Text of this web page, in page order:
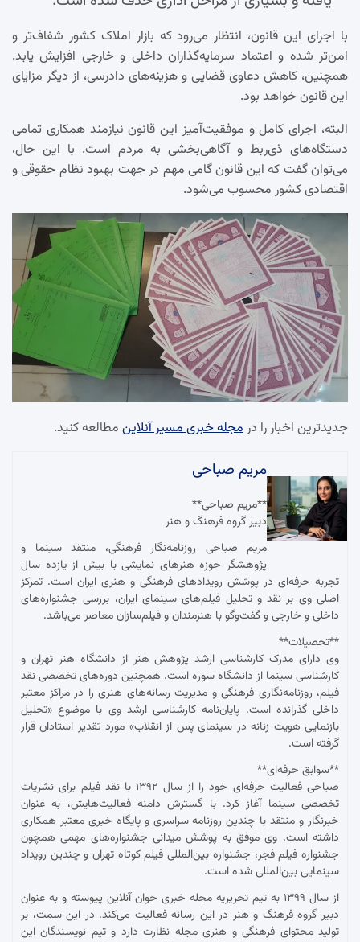
با اجرای این قانون، انتظار می‌رود که بازار املاک کشور شفاف‌تر و
امن‌تر شده و اعتماد سرمایه‌گذاران داخلی و خارجی افزایش یابد.
همچنین، کاهش دعاوی قضایی و هزینه‌های دادرسی، از دیگر مزایای
این قانون خواهد بود.
البته، اجرای کامل و موفقیت‌آمیز این قانون نیازمند همکاری تمامی
دستگاه‌های ذی‌ربط و آگاهی‌بخشی به مردم است. با این حال،
می‌توان گفت که این قانون گامی مهم در جهت بهبود نظام حقوقی و
اقتصادی کشور محسوب می‌شود.
جدیدترین اخبار را درمجله خبری مسیر آنلاین مطالعه کنید.
مریم صباحی
**مریم صباحی**
دبیر گروه فرهنگ و هنر
مریم صباحی روزنامه‌نگار فرهنگی، منتقد سینما و
پژوهشگر حوزه هنرهای نمایشی با بیش از یازده سال
تجربه حرفه‌ای در پوشش رویدادهای فرهنگی و هنری ایران است. تمرکز
اصلی وی بر نقد و تحلیل فیلم‌های سینمای ایران، بررسی جشنواره‌های
داخلی و خارجی و گفت‌وگو با هنرمندان و فیلم‌سازان معاصر می‌باشد.
**تحصیلات**
وی دارای مدرک کارشناسی ارشد پژوهش هنر از دانشگاه هنر تهران و
کارشناسی سینما از دانشگاه سوره است. همچنین دوره‌های تخصصی نقد
فیلم، روزنامه‌نگاری فرهنگی و مدیریت رسانه‌های هنری را در مراکز معتبر
داخلی گذرانده است. پایان‌نامه کارشناسی ارشد وی با موضوع «تحلیل
بازنمایی هویت زنانه در سینمای پس از انقلاب» مورد تقدیر استادان قرار
گرفته است.
**سوابق حرفه‌ای**
صباحی فعالیت حرفه‌ای خود را از سال ۱۳۹۲ با نقد فیلم برای نشریات
تخصصی سینما آغاز کرد. با گسترش دامنه فعالیت‌هایش، به عنوان
خبرنگار و منتقد با چندین روزنامه سراسری و پایگاه خبری معتبر همکاری
داشته است. وی موفق به پوشش میدانی جشنواره‌های مهمی همچون
جشنواره فیلم فجر، جشنواره بین‌المللی فیلم کوتاه تهران و چندین رویداد
سینمایی بین‌المللی شده است.
از سال ۱۳۹۹ به تیم تحریریه مجله خبری جوان آنلاین پیوسته و به عنوان
دبیر گروه فرهنگ و هنر در این رسانه فعالیت می‌کند. در این سمت، بر
تولید محتوای فرهنگی و هنری مجله نظارت دارد و تیم نویسندگان این